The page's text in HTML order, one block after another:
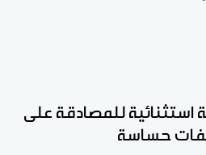
استثنائية للمصادقة على